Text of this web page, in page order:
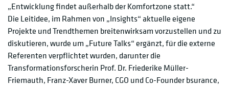
„Entwicklung findet außerhalb der Komfortzone statt.“
Die Leitidee, im Rahmen von „Insights“ aktuelle eigene
Projekte und Trendthemen breitenwirksam vorzustellen und zu
diskutieren, wurde um „Future Talks“ ergänzt, für die externe
Referenten verpflichtet wurden, darunter die
Transformationsforscherin Prof. Dr. Friederike Müller-
Friemauth, Franz-Xaver Burner, CGO und Co-Founder bsurance,